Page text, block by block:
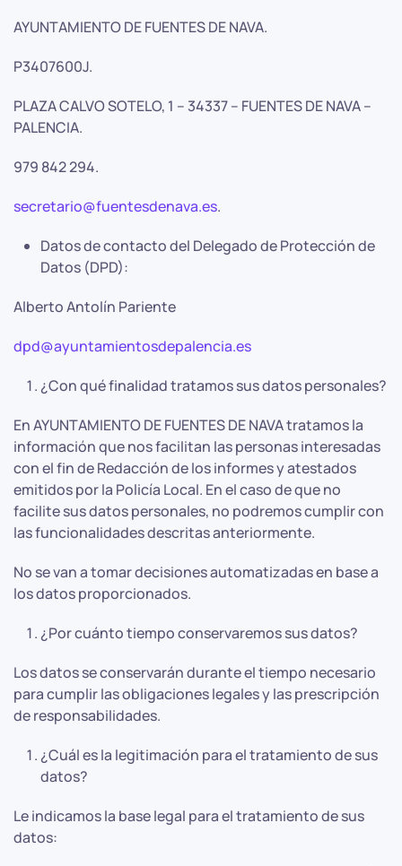
AYUNTAMIENTO DE FUENTES DE NAVA.
P3407600J.
PLAZA CALVO SOTELO, 1 – 34337 – FUENTES DE NAVA –
PALENCIA.
979 842 294.
secretario@fuentesdenava.es.
Datos de contacto del Delegado de Protección de
Datos (DPD):
Alberto Antolín Pariente
dpd@ayuntamientosdepalencia.es
¿Con qué finalidad tratamos sus datos personales?
En AYUNTAMIENTO DE FUENTES DE NAVA tratamos la
información que nos facilitan las personas interesadas
con el fin de Redacción de los informes y atestados
emitidos por la Policía Local. En el caso de que no
facilite sus datos personales, no podremos cumplir con
las funcionalidades descritas anteriormente.
No se van a tomar decisiones automatizadas en base a
los datos proporcionados.
¿Por cuánto tiempo conservaremos sus datos?
Los datos se conservarán durante el tiempo necesario
para cumplir las obligaciones legales y las prescripción
de responsabilidades.
¿Cuál es la legitimación para el tratamiento de sus
datos?
Le indicamos la base legal para el tratamiento de sus
datos: